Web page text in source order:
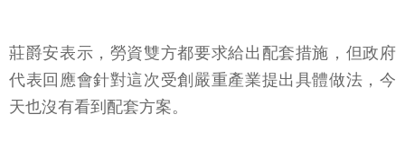
莊爵安表示，勞資雙方都要求給出配套措施，但政府
代表回應會針對這次受創嚴重產業提出具體做法，今
天也沒有看到配套方案。